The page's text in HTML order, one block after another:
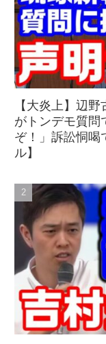
【大炎上】辺
がトンデモ質
ぞ！」訴訟恫喝
ル】